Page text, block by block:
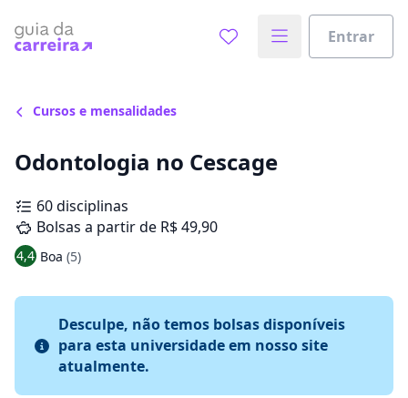
Entrar
Cursos e mensalidades
Odontologia no Cescage
60 disciplinas
Bolsas a partir de R$ 49,90
4,4 Boa (5)
Desculpe, não temos bolsas disponíveis
para esta universidade em nosso site
atualmente.